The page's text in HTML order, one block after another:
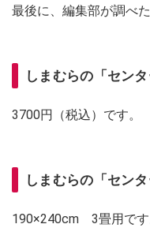
最後に、編集部が調べ
しまむらの「セン
3700円（税込）です。
しまむらの「セン
190×240cm 3畳用です